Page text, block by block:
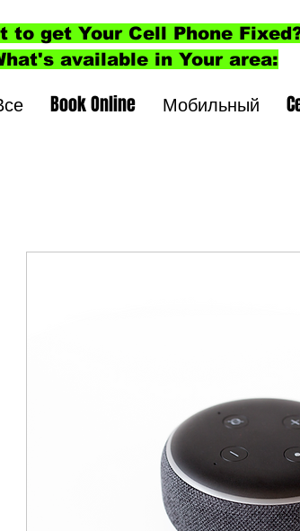
to get Your Cell Phone
available in Your area:
Book Online Мобильный